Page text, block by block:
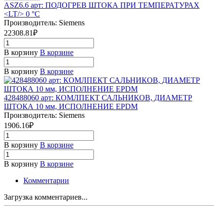
ASZ6.6 арт: ПОДОГРЕВ ШТОКА ПРИ ТЕМПЕРАТУРАХ
<LT/> 0 °C
Производитель: Siemens
22308.81₽
В корзину В корзине
В корзину В корзине
428488060 арт: КОМЛПЕКТ САЛЬНИКОВ, ДИАМЕТР
ШТОКА 10 мм, ИСПОЛНЕНИЕ EPDM
Производитель: Siemens
1906.16₽
В корзину В корзине
В корзину В корзине
Комментарии
Загрузка комментариев...